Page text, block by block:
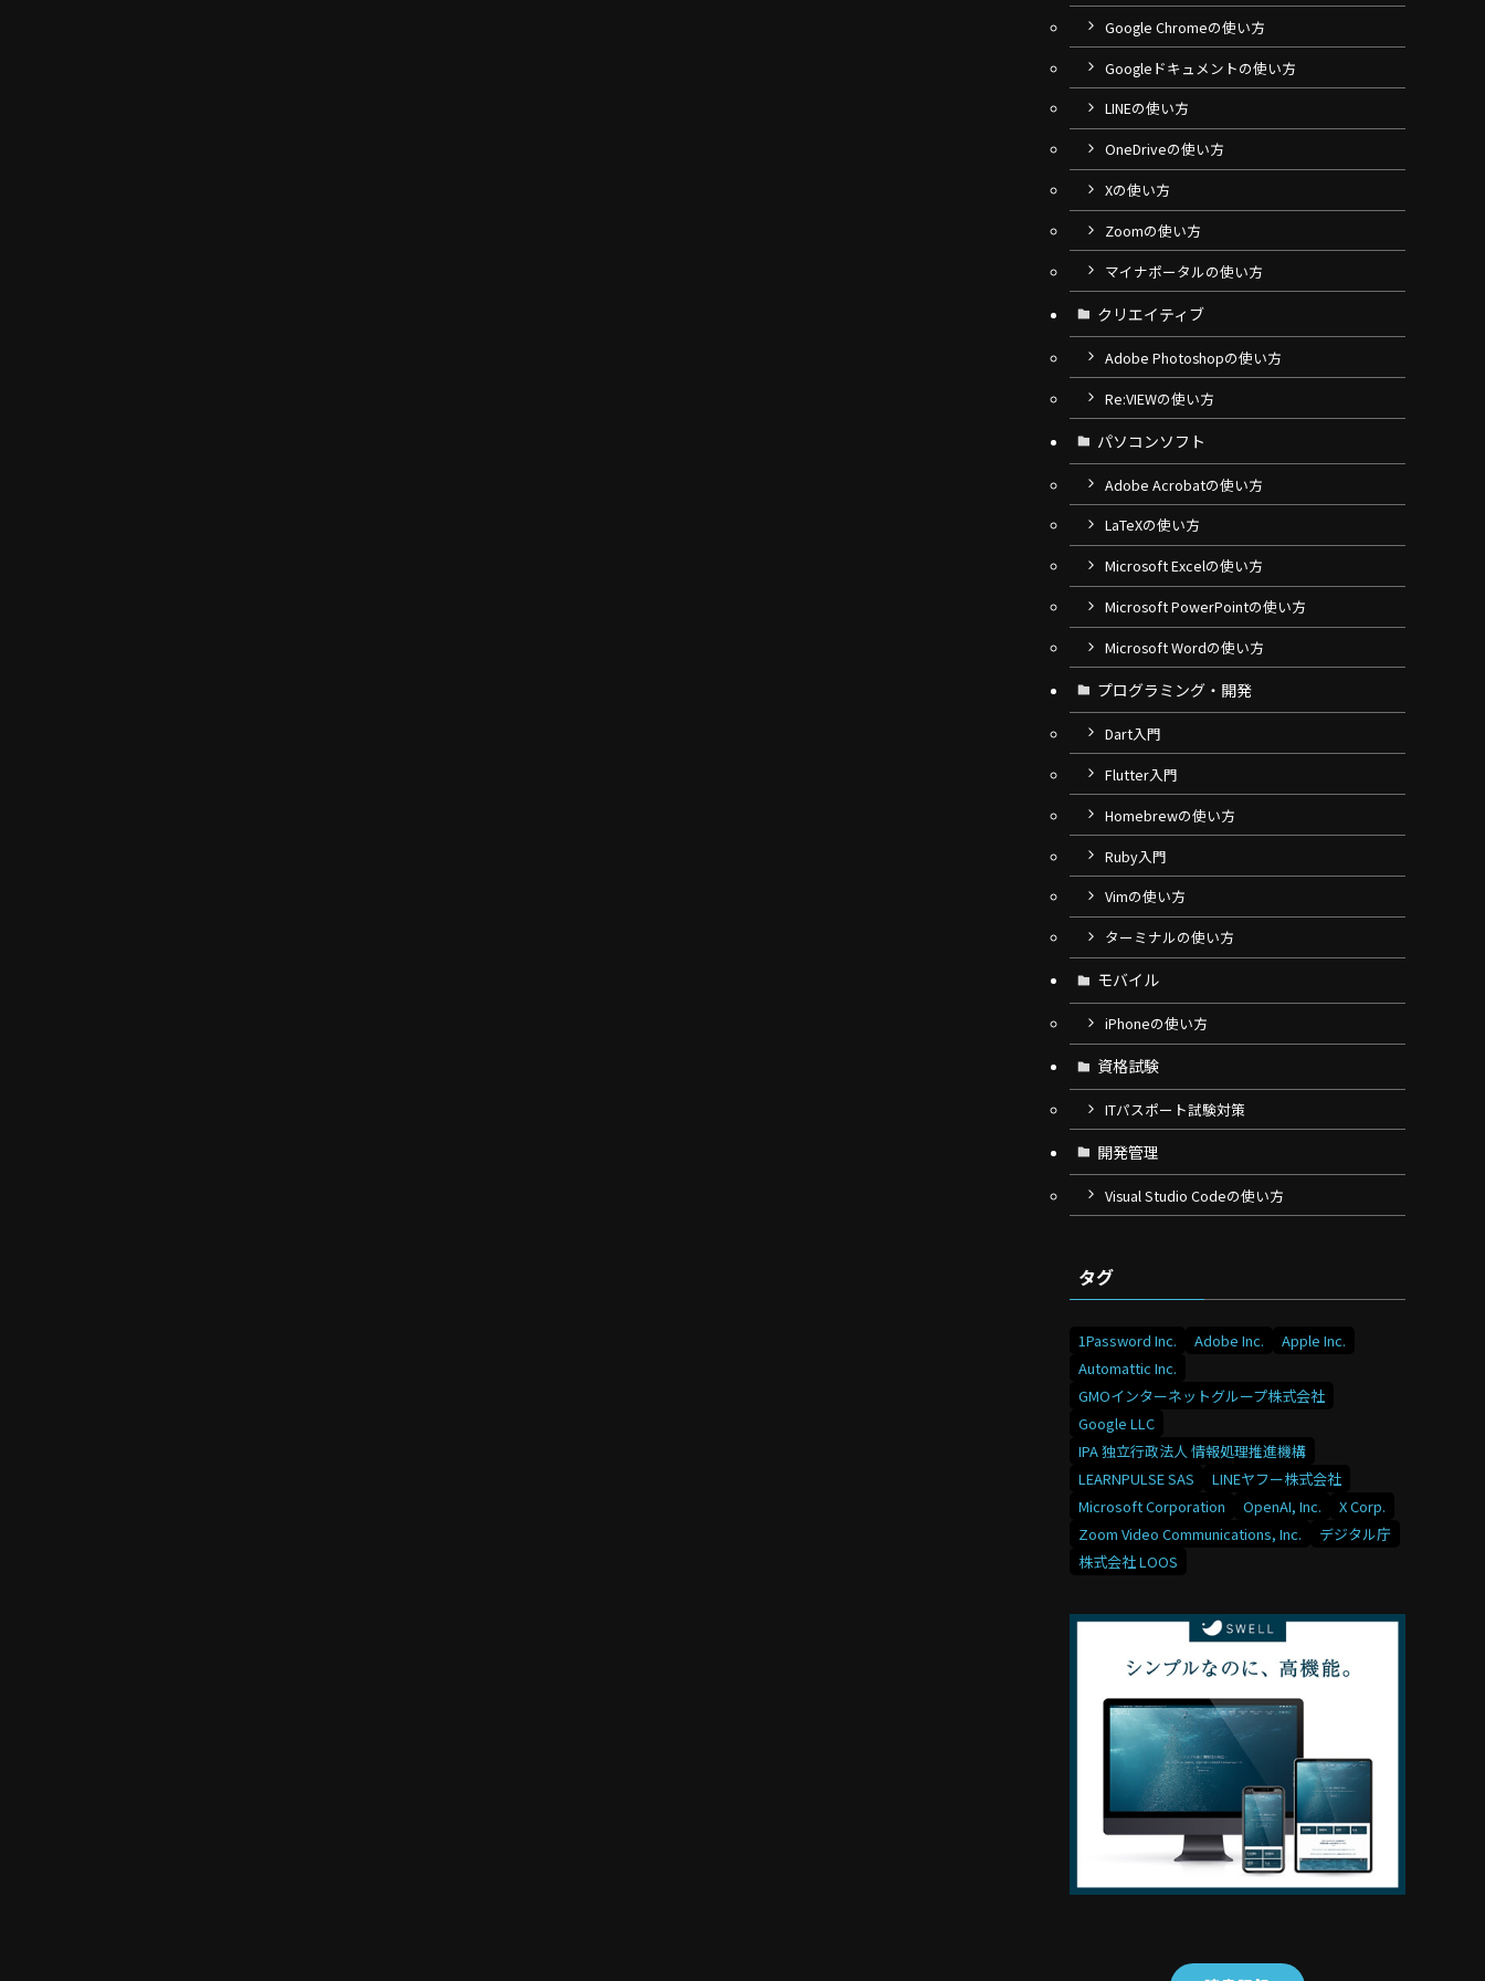
Google Chromeの使い方
Googleドキュメントの使い方
LINEの使い方
OneDriveの使い方
Xの使い方
Zoomの使い方
マイナポータルの使い方
クリエイティブ
Adobe Photoshopの使い方
Re:VIEWの使い方
パソコンソフト
Adobe Acrobatの使い方
LaTeXの使い方
Microsoft Excelの使い方
Microsoft PowerPointの使い方
Microsoft Wordの使い方
プログラミング・開発
Dart入門
Flutter入門
Homebrewの使い方
Ruby入門
Vimの使い方
ターミナルの使い方
モバイル
iPhoneの使い方
資格試験
ITパスポート試験対策
開発管理
Visual Studio Codeの使い方
タグ
1Password Inc. Adobe Inc.
Apple Inc.
Automattic Inc.
GMOインターネットグループ株式会社
Google LLC
IPA 独立行政法人 情報処理推進機構
LEARNPULSE SAS
LINEヤフー株式会社
Microsoft Corporation
OpenAI, Inc.
X Corp.
Zoom Video Communications, Inc.
デジタル庁
株式会社 LOOS